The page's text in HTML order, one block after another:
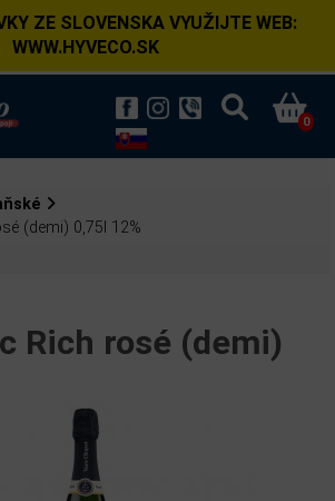
ZE SLOVENSKA VYUŽIJTE WEB:
WWW.HYVECO.SK
0
(demi) 0,75l 12%
Rich rosé (demi)